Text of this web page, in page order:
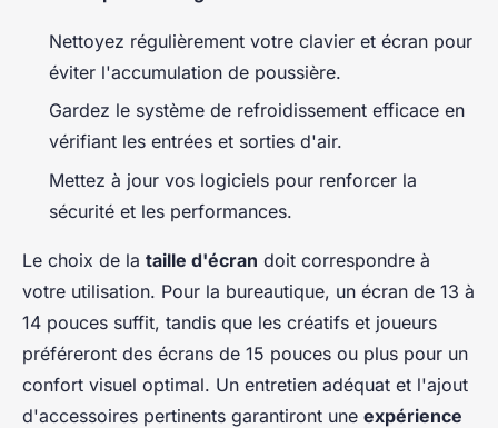
Nettoyez régulièrement votre clavier et écran pour
éviter l'accumulation de poussière.
Gardez le système de refroidissement efficace en
vérifiant les entrées et sorties d'air.
Mettez à jour vos logiciels pour renforcer la
sécurité et les performances.
Le choix de la taille d'écran doit correspondre à
votre utilisation. Pour la bureautique, un écran de 13 à
14 pouces suffit, tandis que les créatifs et joueurs
préféreront des écrans de 15 pouces ou plus pour un
confort visuel optimal. Un entretien adéquat et l'ajout
d'accessoires pertinents garantiront une expérience